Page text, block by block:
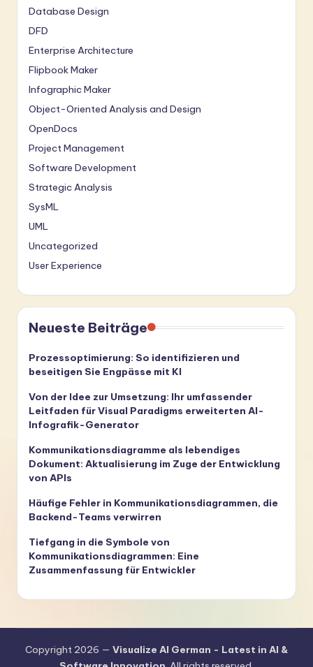
Database Design
DFD
Enterprise Architecture
Flipbook Maker
Infographic Maker
Object-Oriented Analysis and Design
OpenDocs
Project Management
Software Development
Strategic Analysis
SysML
UML
Uncategorized
User Experience
Neueste Beiträge
Prozessoptimierung: So identifizieren und
beseitigen Sie Engpässe mit KI
Von der Idee zur Umsetzung: Ihr umfassender
Leitfaden für Visual Paradigms erweiterten AI-
Infografik-Generator
Kommunikationsdiagramme als lebendiges
Dokument: Aktualisierung im Zuge der Entwicklung
von APIs
Häufige Fehler in Kommunikationsdiagrammen, die
Backend-Teams verwirren
Tiefgang in die Symbole von
Kommunikationsdiagrammen: Eine
Zusammenfassung für Entwickler
Copyright 2026 — Visualize AI German - Latest in AI &